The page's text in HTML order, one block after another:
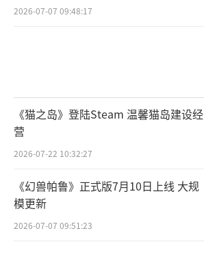
2026-07-07 09:48:17
《猫之岛》登陆Steam 温馨猫岛建设经
营
2026-07-22 10:32:27
《幻兽帕鲁》正式版7月10日上线 大规
模更新
2026-07-07 09:51:23